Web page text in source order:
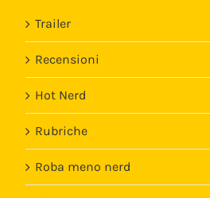
Trailer
Recensioni
Hot Nerd
Rubriche
Roba meno nerd